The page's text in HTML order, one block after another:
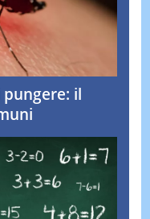
il